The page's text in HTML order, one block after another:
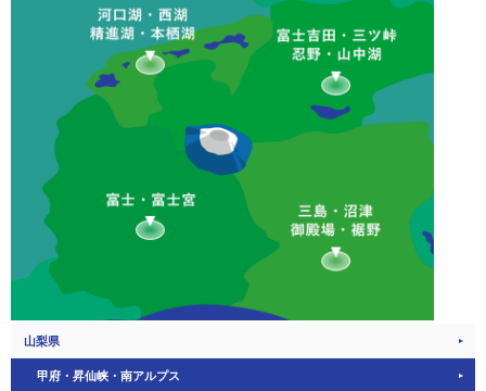
山梨県
甲府・昇仙峡・南アルプス